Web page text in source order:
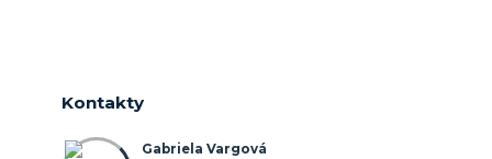
Kontakty
Gabriela Vargová